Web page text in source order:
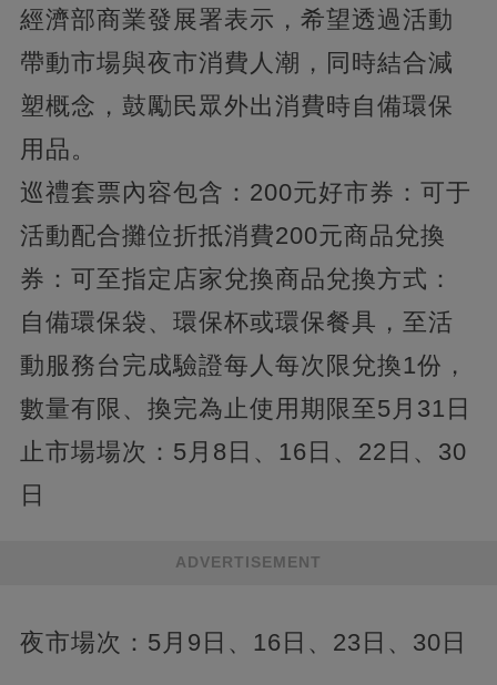
經濟部商業發展署表示，希望透過活動
帶動市場與夜市消費人潮，同時結合減
塑概念，鼓勵民眾外出消費時自備環保
用品。
巡禮套票內容包含：200元好市券：可于
活動配合攤位折抵消費200元商品兌換
券：可至指定店家兌換商品兌換方式：
自備環保袋、環保杯或環保餐具，至活
動服務台完成驗證每人每次限兌換1份，
數量有限、換完為止使用期限至5月31日
止市場場次：5月8日、16日、22日、30
日
ADVERTISEMENT
夜市場次：5月9日、16日、23日、30日